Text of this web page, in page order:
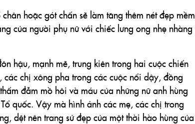
hoặc gót chấn sẽ làm tăng thêm nét đẹp mềm
của người phụ nữ với chiếc lưng ong nhẹ nhàng
hậu, mạnh mẽ, trung kiên trong hai cuộc chiến
chị xông pha trong các cuộc nổi dậy, đồng
đẫm mồ hôi và máu của những nữ anh hùng
quốc. Vậy mà hình ảnh các mẹ, các chị trong
dệt nên trang sử đẹp của một thời hào hùng của